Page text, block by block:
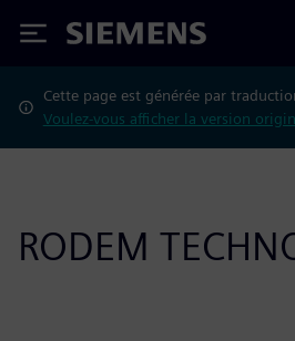
Siemens
Cette page est générée par
Voulez-vous afficher la version
RODEM